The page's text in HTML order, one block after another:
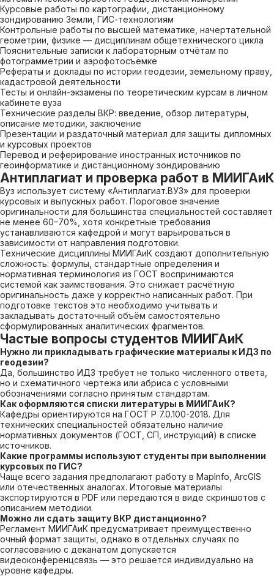
Курсовые работы по картографии, дистанционному
зондированию Земли, ГИС-технологиям
Контрольные работы по высшей математике, начертательной
геометрии, физике — дисциплинам общетехнического цикла
Пояснительные записки к лабораторным отчётам по
фотограмметрии и аэрофотосъёмке
Рефераты и доклады по истории геодезии, земельному праву,
кадастровой деятельности
Тесты и онлайн-экзамены по теоретическим курсам в личном
кабинете вуза
Технические разделы ВКР: введение, обзор литературы,
описание методики, заключение
Презентации и раздаточный материал для защиты дипломных
и курсовых проектов
Перевод и реферирование иностранных источников по
геоинформатике и дистанционному зондированию
Антиплагиат и проверка работ в МИИГАиК
Вуз использует систему «Антиплагиат.ВУЗ» для проверки
курсовых и выпускных работ. Пороговое значение
оригинальности для большинства специальностей составляет
не менее 60–70%, хотя конкретные требования
устанавливаются кафедрой и могут варьироваться в
зависимости от направления подготовки.
Технические дисциплины МИИГАиК создают дополнительную
сложность: формулы, стандартные определения и
нормативная терминология из ГОСТ воспринимаются
системой как заимствования. Это снижает расчётную
оригинальность даже у корректно написанных работ. При
подготовке текстов это необходимо учитывать и
закладывать достаточный объём самостоятельно
сформулированных аналитических фрагментов.
Частые вопросы студентов МИИГАиК
Нужно ли прикладывать графические материалы к ИДЗ по
геодезии?
Да, большинство ИДЗ требует не только численного ответа,
но и схематичного чертежа или абриса с условными
обозначениями согласно принятым стандартам.
Как оформляются списки литературы в МИИГАиК?
Кафедры ориентируются на ГОСТ Р 7.0.100-2018. Для
технических специальностей обязательно наличие
нормативных документов (ГОСТ, СП, инструкций) в списке
источников.
Какие программы используют студенты при выполнении
курсовых по ГИС?
Чаще всего задания предполагают работу в MapInfo, ArcGIS
или отечественных аналогах. Итоговые материалы
экспортируются в PDF или передаются в виде скриншотов с
описанием методики.
Можно ли сдать защиту ВКР дистанционно?
Регламент МИИГАиК предусматривает преимущественно
очный формат защиты, однако в отдельных случаях по
согласованию с деканатом допускается
видеоконференцсвязь — это решается индивидуально на
уровне кафедры.